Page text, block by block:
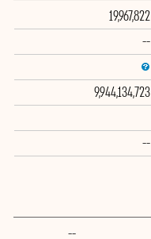
19,967,822
--
9,944,134,723
--
--